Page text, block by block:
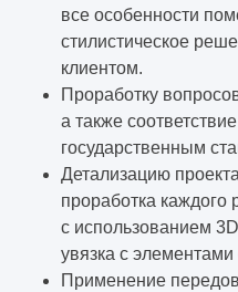
все особенности
стилистическое
клиентом.
Проработку
а также
государственным
Детализацию
проработка каждого
с использованием
увязка с
Применение